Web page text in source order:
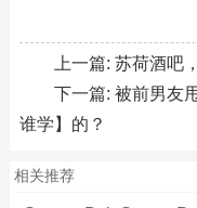
上一篇: 苏荷酒吧
下一篇: 被前男友
谁学】的？
相关推荐